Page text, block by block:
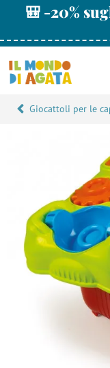
🎒 -20%
Giocattoli per le